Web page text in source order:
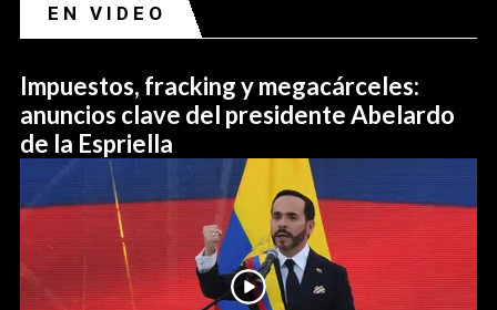
EN VIDEO
Impuestos, fracking y megacárceles:
anuncios clave del presidente Abelardo
de la Espriella